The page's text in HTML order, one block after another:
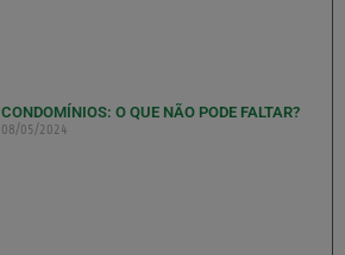
CONDOMÍNIOS: O QUE NÃO PODE FALTAR?
08/05/2024